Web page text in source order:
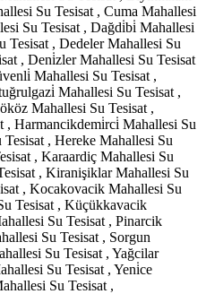
Su Tesisat , Cuma Mahallesi
Su Tesisat , Dağdi̇bi̇ Mahallesi
Tesisat , Dedeler Mahallesi Su
, Deni̇zler Mahallesi Su Tesisat
Mahallesi Su Tesisat ,
Mahallesi Su Tesisat ,
Mahallesi Su Tesisat ,
, Harmancikdemi̇rci̇ Mahallesi Su
, Hereke Mahallesi Su
, Karaardiç Mahallesi Su
, Kiranişiklar Mahallesi Su
, Kocakovacik Mahallesi Su
Tesisat , Küçükkavacik
Su Tesisat , Pinarcik
Su Tesisat , Sorgun
Su Tesisat , Yağcilar
Su Tesisat , Yeni̇ce
Su Tesisat ,